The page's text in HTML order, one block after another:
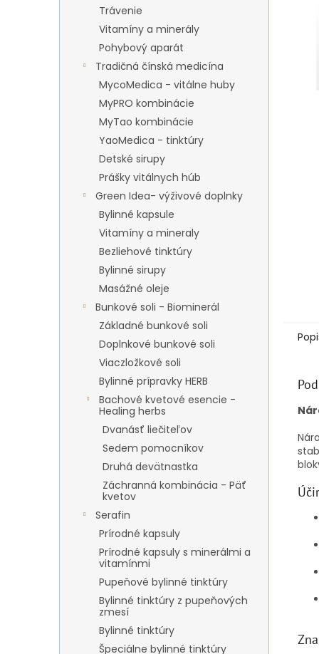
Trávenie
Vitamíny a minerály
Pohybový aparát
Tradičná čínská medicína
MycoMedica - vitálne huby
MyPRO kombinácie
MyTao kombinácie
YaoMedica - tinktúry
Detské sirupy
Prášky vitálnych húb
Green Idea- výživové doplnky
Bylinné kapsule
Vitamíny a mineraly
Bezliehové tinktúry
Bylinné sirupy
Masážné oleje
Bunkové soli - Biominerál
Základné bunkové soli
Doplnkové bunkové soli
Viaczložkové soli
Bylinné prípravky HERB
Bachové kvetové esencie -
Healing herbs
Dvanásť liečiteľov
Sedem pomocníkov
Druhá devätnastka
Záchranná kombinácia - Päť
kvetov
Serafin
Prírodné kapsuly
Prírodné kapsuly s minerálmi a
vitamínmi
Pupeňové bylinné tinktúry
Bylinné tinktúry z pupeňových
zmesí
Bylinné tinktúry
Špeciálne bylinné tinktúry